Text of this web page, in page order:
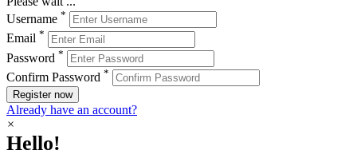
Username *
Email *
Password *
Confirm Password *
Register now
Already have an account?
×
Hello!